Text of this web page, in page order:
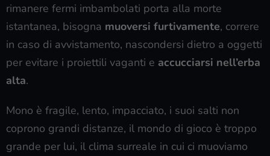
rimanere fermi imbambolati porta alla morte
istantanea, bisogna muoversi furtivamente, correre
in caso di avvistamento, nascondersi dietro a oggetti
per evitare i proiettili vaganti e accucciarsi nell’erba
alta.
Mono è fragile, lento, impacciato, i suoi salti non
coprono grandi distanze, il mondo di gioco è troppo
grande per lui, il clima surreale in cui ci muoviamo